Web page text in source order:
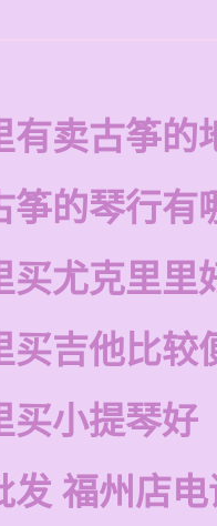
有卖古筝的
筝的琴行有
买尤克里里
买吉他比较
买小提琴好
发 福州店